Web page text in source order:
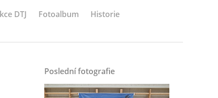
DTJ Fotoalbum Historie
Poslední fotografie